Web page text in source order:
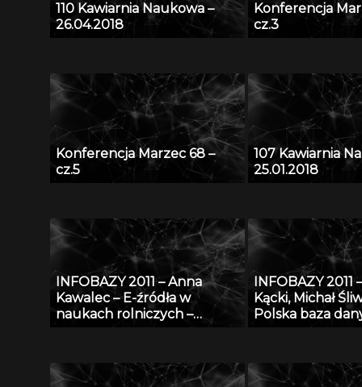
110 Kawiarnia Naukowa –
26.04.2018
Konferencja
cz.3
Konferencja Marzec 68 –
cz.5
107 Kawiarnia
25.01.2018
INFOBAZY 2011 – Anna
Kawalec – E-źródła w
naukach rolniczych –
kontekście tworzenia baz
danych
INFOBAZY
Kącki, Michał
Polska baza
działania, zasoby i
perspektywy